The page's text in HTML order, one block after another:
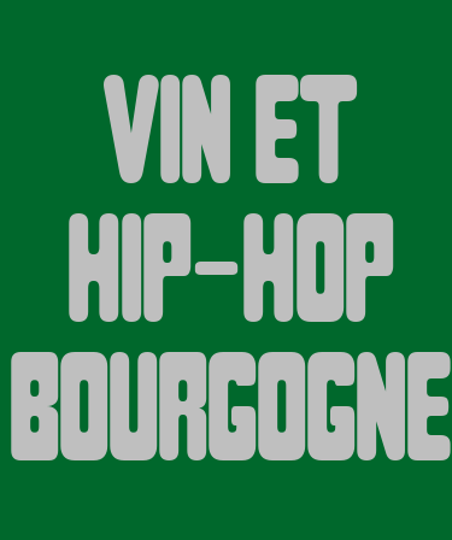
Vin et
Hip-Hop
Bourgogne